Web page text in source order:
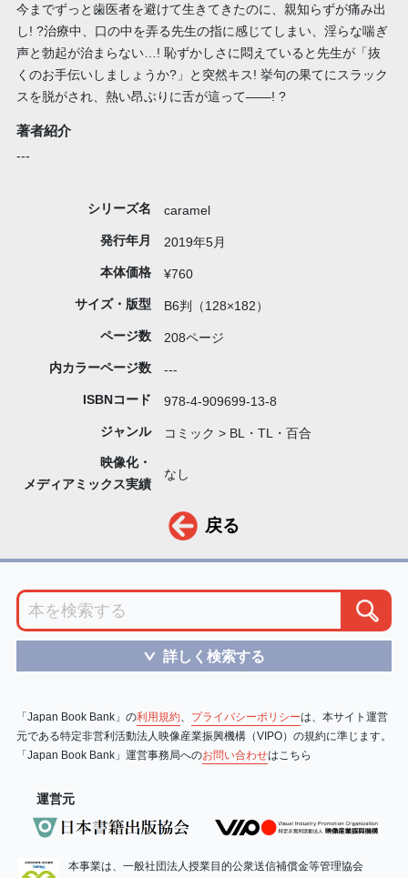
今までずっと歯医者を避けて生きてきたのに、親知らずが痛み出
し! ?治療中、口の中を弄る先生の指に感じてしまい、淫らな喘ぎ
声と勃起が治まらない…! 恥ずかしさに悶えていると先生が「抜
くのお手伝いしましょうか?」と突然キス! 挙句の果てにスラック
スを脱がされ、熱い昂ぶりに舌が這って――! ?
著者紹介
---
シリーズ名 caramel
発行年月 2019年5月
本体価格 ¥760
サイズ・版型 B6判（128×182）
ページ数 208ページ
内カラーページ数 ---
ISBNコード 978-4-909699-13-8
ジャンル コミック > BL・TL・百合
映像化・
メディアミックス実績
なし
戻る
＞ 詳しく検索する
「Japan Book Bank」の利用規約、 プライバシーポリシーは、本サイト運営
元である特定非営利活動法人映像産業振興機構（VIPO）の規約に準じます。
「Japan Book Bank」運営事務局へのお問い合わせはこちら
運営元
本事業は、一般社団法人授業目的公衆送信補償金等管理協会